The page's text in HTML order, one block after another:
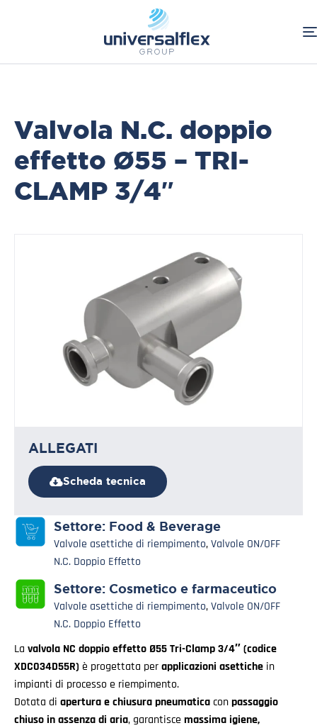
Valvole ON/OFF N.C. Doppio Effetto
Valvola N.C. doppio
effetto Ø55 – TRI-
CLAMP 3/4″
ALLEGATI
Scheda tecnica
Settore: Food & Beverage
Valvole asettiche di riempimento,Valvole ON/OFF
N.C. Doppio Effetto
Settore: Cosmetico e farmaceutico
Valvole asettiche di riempimento,Valvole ON/OFF
N.C. Doppio Effetto
La valvola NC doppio effetto Ø55 Tri-Clamp 3/4″ (codice
XDC034D55R) è progettata perapplicazioni asettiche in
impianti di processo e riempimento.
Dotata di apertura e chiusura pneumatica conpassaggio
chiuso in assenza di aria, garantisce massima igiene,